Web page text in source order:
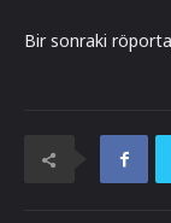
Bir sonraki